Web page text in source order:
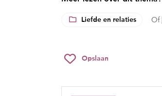
Liefde en relaties Of
Opslaan